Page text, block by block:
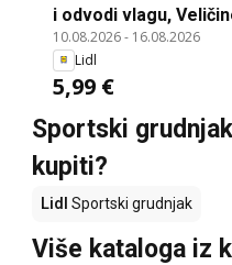
i odvodi vlagu,
10.08.2026- 16.08.2026
Lidl
5,99 €
Sportski
kupiti?
Lidl Sportski grudnjak
Više kataloga iz